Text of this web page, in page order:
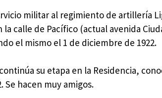
militar al regimiento de artillería
la calle de Pacífico (actual avenida
el mismo el 1 de diciembre de 1922.
su etapa en la Residencia,
Se hacen muy amigos.